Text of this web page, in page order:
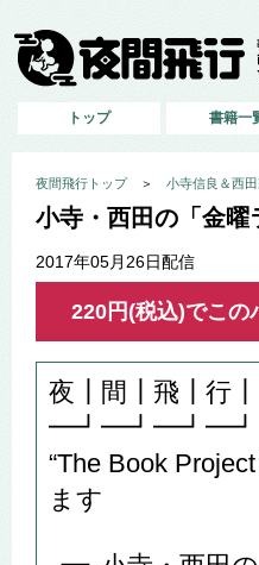
トップ 書籍一
夜間飛行トップ＞ 小寺信良＆西
小寺・西田の「金
2017年05月26日配信
220円(税込)でこの
夜┃間┃飛┃行┃
━┛━┛━┛━┛
“The Book
ます